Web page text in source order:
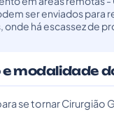
ser enviados para
onde há escassez de
modalidade
se tornar Cirurgião